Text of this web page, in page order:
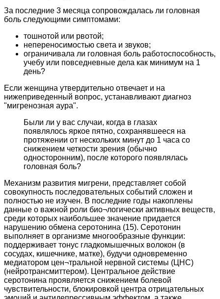
За последние 3 месяца сопровождалась ли головная
боль следующими симптомами:
тошнотой или рвотой;
непереносимостью света и звуков;
ограничивала ли головная боль работоспособность,
учебу или повседневные дела как минимум на 1
день?
Если женщина утвердительно отвечает и на
нижеприведенный вопрос, устанавливают диагноз
"мигренозная аура".
Были ли у вас случаи, когда в глазах
появлялось яркое пятно, сохранявшееся на
протяжении от нескольких минут до 1 часа со
снижением четкости зрения (обычно
односторонним), после которого появлялась
головная боль?
Механизм развития мигрени, представляет собой
совокупность последовательных событий сложен и
полностью не изучен. В последние годы накоплены
данные о важной роли био¬логически активных веществ,
среди которых наибольшее значение придается
нарушению обмена серотонина (15). Серотонин
выполняет в организме многообразные функции:
поддерживает тонус гладкомышечных волокон (в
сосудах, кишечнике, матке), будучи одновременно
медиатором цен¬тральной нервной системы (ЦНС)
(нейротрансмиттером). Центральное действие
серотонина проявляется снижением болевой
чувствительности, блокировкой центра отрицательных